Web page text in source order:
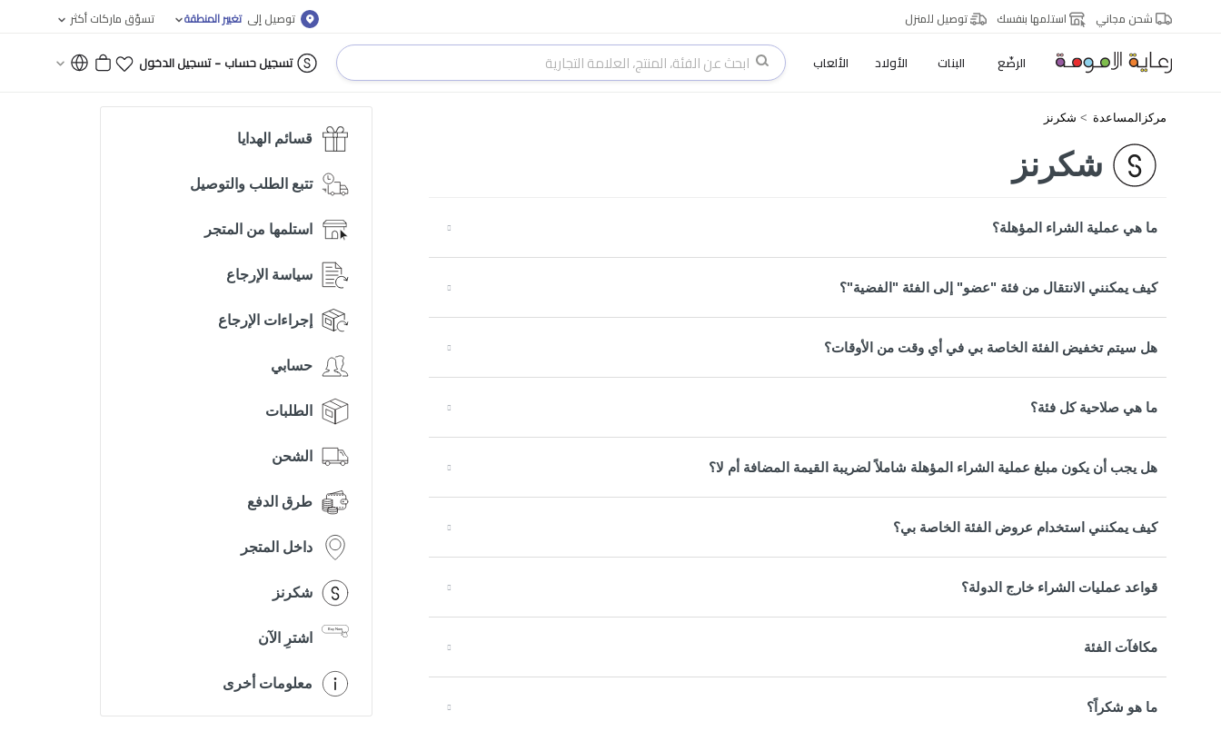
شحن مجاني استلمها بنفسك توصيل للمنزل توصيل إلى تغيير المنطقة تسوّق ماركات أكثر
الرضّع البنات الأولاد الألعاب تسجيل حساب - تسجيل الدخول
مركزالمساعدة شكرنز
شكرنز
ما هي عملية الشراء المؤهلة؟
كيف يمكنني الانتقال من فئة "عضو" إلى الفئة "الفضية"؟
هل سيتم تخفيض الفئة الخاصة بي في أي وقت من الأوقات؟
ما هي صلاحية كل فئة؟
هل يجب أن يكون مبلغ عملية الشراء المؤهلة شاملاً لضريبة القيمة المضافة أم لا؟
كيف يمكنني استخدام عروض الفئة الخاصة بي؟
قواعد عمليات الشراء خارج الدولة؟
مكافآت الفئة
ما هو شكراً؟
قسائم الهدايا
تتبع الطلب والتوصيل
استلمها من المتجر
سياسة الإرجاع
إجراءات الإرجاع
حسابي
الطلبات
الشحن
طرق الدفع
داخل المتجر
شكرنز
اشترِ الآن
معلومات أخرى